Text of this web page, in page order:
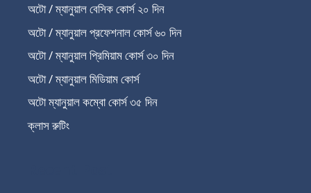
অটো / ম্যানুয়াল বেসিক কোর্স ২০ দিন
অটো / ম্যানুয়াল প্রফেশনাল কোর্স ৬০ দিন
অটো / ম্যানুয়াল প্রিমিয়াম কোর্স ৩০ দিন
অটো / ম্যানুয়াল মিডিয়াম কোর্স
অটো ম্যানুয়াল কম্বো কোর্স ৩৫ দিন
ক্লাস রুটিং